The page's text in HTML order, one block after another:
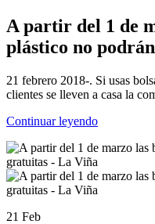
A partir del 1 de
plástico no
21 febrero 2018-. Si usas
clientes se lleven a casa la
Continuar leyendo
21 Feb